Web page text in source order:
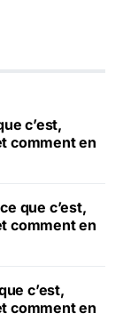
c’est,
comment en
que c’est,
comment en
c’est,
comment en